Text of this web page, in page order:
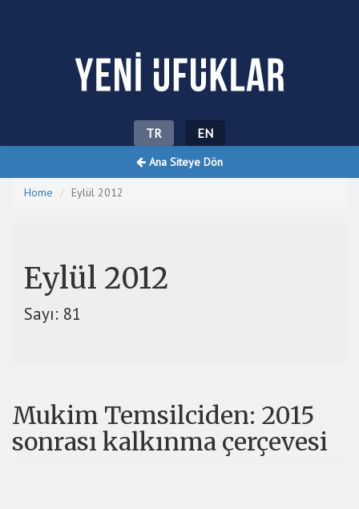
TR EN
Ana Siteye Dön
Home Eylül 2012
Eylül 2012
Sayı: 81
Mukim Temsilciden: 2015
sonrası kalkınma çerçevesi